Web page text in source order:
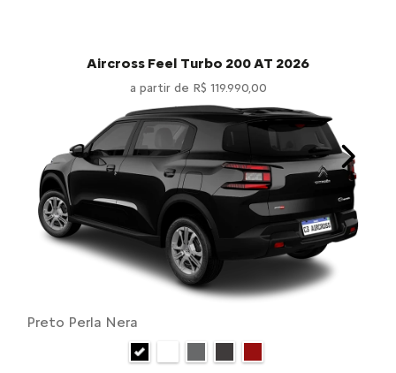
Aircross Feel Turbo 200 AT 2026
a partir de R$ 119.990,00
Preto Perla Nera
Next